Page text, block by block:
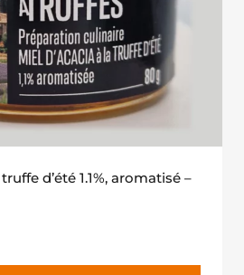
d’été 1.1%, aromatisé –